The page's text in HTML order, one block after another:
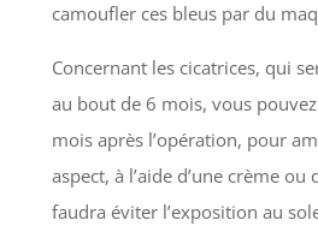
camoufler ces bleus par du
Concernant les cicatrices, qui
au bout de 6 mois, vous
mois après l’opération, pour
aspect, à l’aide d’une crème ou
faudra éviter l’exposition au